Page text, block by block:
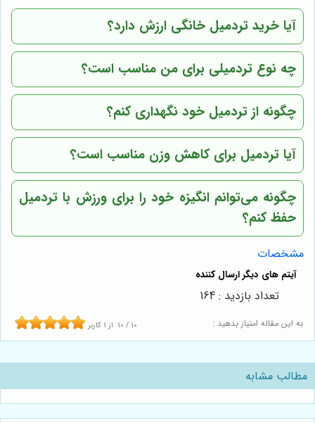
آیا خرید تردمیل خانگی ارزش دارد؟
چه نوع تردمیلی برای من مناسب است؟
چگونه از تردمیل خود نگهداری کنم؟
آیا تردمیل برای کاهش وزن مناسب است؟
چگونه می‌توانم انگیزه خود را برای ورزش با تردمیل
حفظ کنم؟
مشخصات
به این مقاله امتیاز بدهید : 10 / 10 از 1 کاربر
تعداد بازدید : 164
مطالب مشابه